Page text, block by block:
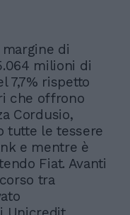
di
milioni di
7,7% rispetto
che offrono
Cordusio,
tutte le tessere
e mentre è
Fiat. Avanti
tra